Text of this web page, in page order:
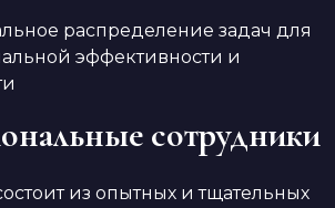
распределение задач для
эффективности и
сотрудники
из опытных и тщательных